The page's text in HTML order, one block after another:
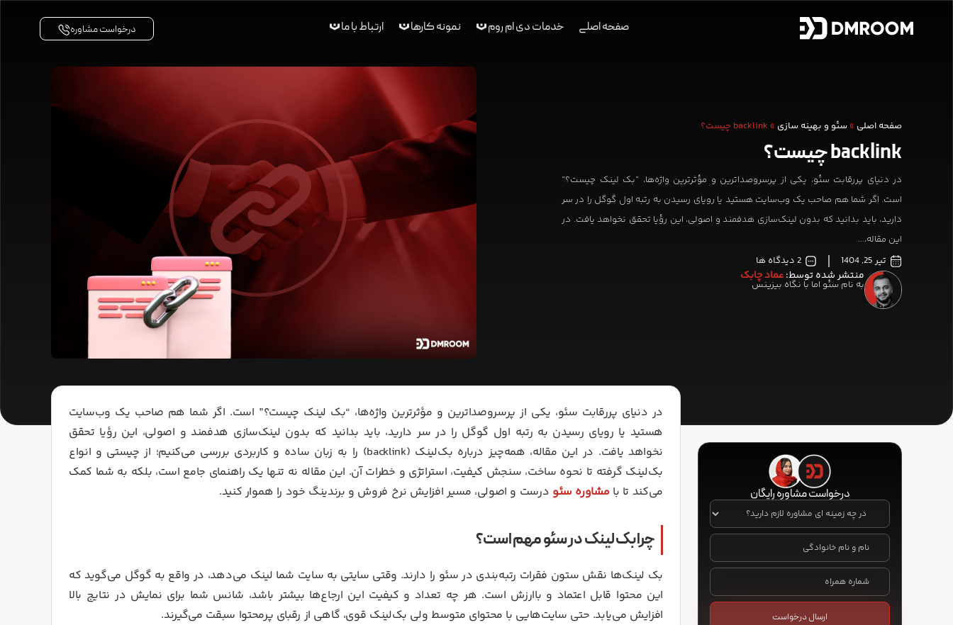
صفحه اصلی خدمات دی ام روم نمونه کارها ارتباط با ما درخواست مشاوره
صفحه اصلی » سئو و بهینه سازی » backlink چیست؟
backlink چیست؟
در دنیای پررقابت سئو، یکی از پرسروصداترین و مؤثرترین واژه‌ها، “بک لینک چیست؟”
است. اگر شما هم صاحب یک وب‌سایت هستید یا رویای رسیدن به رتبه اول گوگل را در سر
دارید، باید بدانید که بدون لینک‌سازی هدفمند و اصولی، این رؤیا تحقق نخواهد یافت. در
این مقاله،...
تیر 25, 1404
2 دیدگاه ها
منتشر شده توسط:عماد چابک
به نام سئو اما با نگاه بیزینس
درخواست مشاوره رایگان
در
زمینه
ای
مشاوره
لازم
دارید؟
(ضروری)
نام
نام
خانوادگی(ضروری) شماره
همراه(ضروری)
در دنیای پررقابت سئو، یکی از پرسروصداترین و مؤثرترین واژه‌ها، “بک لینک چیست؟” است. اگر شما هم صاحب یک وب‌سایت
هستید یا رویای رسیدن به رتبه اول گوگل را در سر دارید، باید بدانید که بدون لینک‌سازی هدفمند و اصولی، این رؤیا تحقق
نخواهد یافت. در این مقاله، همه‌چیز درباره بک‌لینک (backlink) را به زبان ساده و کاربردی بررسی می‌کنیم؛ از چیستی و انواع
بک‌لینک گرفته تا نحوه ساخت، سنجش کیفیت، استراتژی و خطرات آن. این مقاله نه تنها یک راهنمای جامع است، بلکه به شما کمک
می‌کند تا بامشاوره سئو درست و اصولی، مسیر افزایش نرخ فروش و برندینگ خود را هموار کنید.
چرا بک لینک در سئو مهم است؟
بک لینک‌ها نقش ستون فقرات رتبه‌بندی در سئو را دارند. وقتی سایتی به سایت شما لینک می‌دهد، در واقع به گوگل می‌گوید که
این محتوا قابل اعتماد و باارزش است. هر چه تعداد و کیفیت این ارجاع‌ها بیشتر باشد، شانس شما برای نمایش در نتایج بالا
افزایش می‌یابد. حتی سایت‌هایی با محتوای متوسط ولی بک‌لینک قوی، گاهی از رقبای پرمحتوا سبقت می‌گیرند.